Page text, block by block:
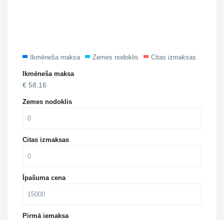
Ikmēneša maksa Zemes nodoklis Citas izmaksas
Ikmēneša maksa
€ 58.16
Zemes nodoklis
Citas izmaksas
Īpašuma cena
Pirmā iemaksa